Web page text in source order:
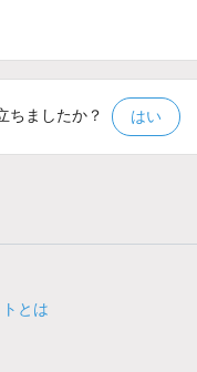
ちましたか？ はい
とは